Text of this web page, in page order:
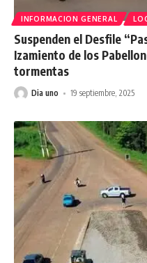
INFORMACION GENERAL
Suspenden el Desfile
Izamiento de los
tormentas
Dia uno 19 septiembre, 2025